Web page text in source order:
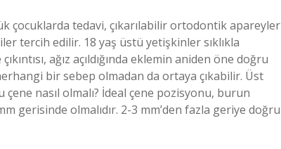
çocuklarda tedavi, çıkarılabilir ortodontik apareyler
tercih edilir. 18 yaş üstü yetişkinler sıklıkla
ağız açıldığında eklemin aniden öne doğru
bir sebep olmadan da ortaya çıkabilir. Üst
nasıl olmalı? İdeal çene pozisyonu, burun
gerisinde olmalıdır. 2-3 mm’den fazla geriye doğru